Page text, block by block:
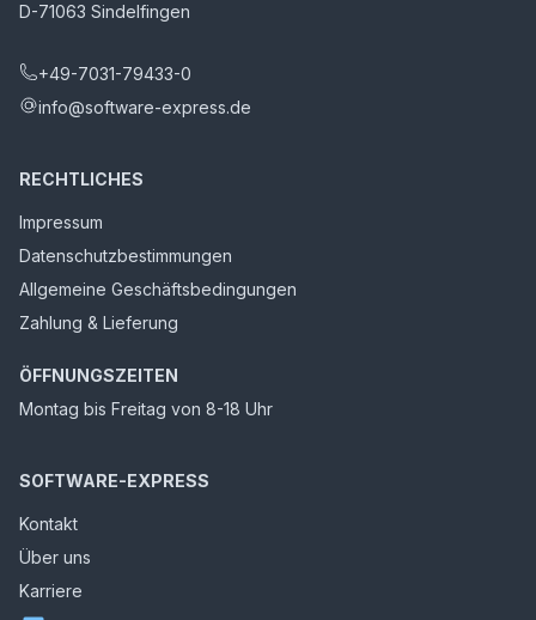
D-71063 Sindelfingen
+49-7031-79433-0
info@software-express.de
RECHTLICHES
Impressum
Datenschutzbestimmungen
Allgemeine Geschäftsbedingungen
Zahlung & Lieferung
ÖFFNUNGSZEITEN
Montag bis Freitag von 8-18 Uhr
SOFTWARE-EXPRESS
Kontakt
Über uns
Karriere